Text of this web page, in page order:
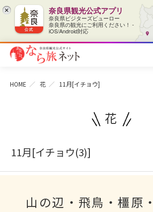
× 奈良県観光公式アプリ
奈良県ビジターズビューロー
奈良県の観光にご利用ください！ -
iOS/Android対応
HOME 花 11月[イチョウ]
花
11月[イチョウ(3)]
山の辺・飛鳥・橿原